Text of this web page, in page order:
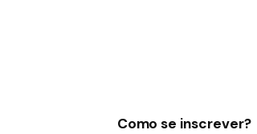
Como se inscrever?